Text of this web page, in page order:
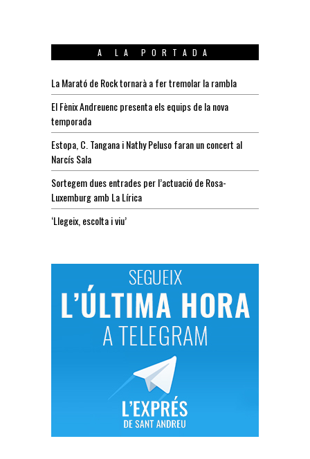
A LA PORTADA
La Marató de Rock tornarà a fer tremolar la rambla
El Fènix Andreuenc presenta els equips de la nova
temporada
Estopa, C. Tangana i Nathy Peluso faran un concert al
Narcís Sala
Sortegem dues entrades per l’actuació de Rosa-
Luxemburg amb La Lírica
‘Llegeix, escolta i viu’